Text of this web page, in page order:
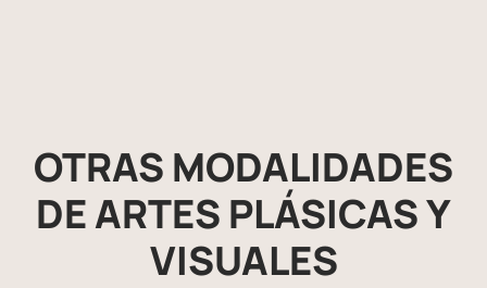
OTRAS MODALIDADES
DE ARTES PLÁSICAS Y
VISUALES